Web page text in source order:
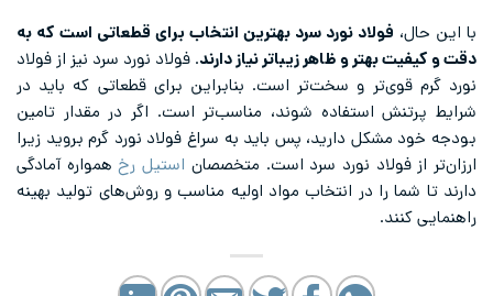
با این حال، فولاد نورد سرد بهترین انتخاب برای قطعاتی است که به
دقت و کیفیت بهتر و ظاهر زیباتر نیاز دارند. فولاد نورد سرد نیز از فولاد
نورد گرم قوی‌تر و سخت‌تر است. بنابراین برای قطعاتی که باید در
شرایط پرتنش استفاده شوند، مناسب‌تر است. اگر در مقدار تامین
بودجه خود مشکل دارید، پس باید به سراغ فولاد نورد گرم بروید زیرا
ارزان‌تر از فولاد نورد سرد است. متخصصان استیل رخهمواره آمادگی
دارند تا شما را در انتخاب مواد اولیه مناسب و روش‌های تولید بهینه
راهنمایی کنند.